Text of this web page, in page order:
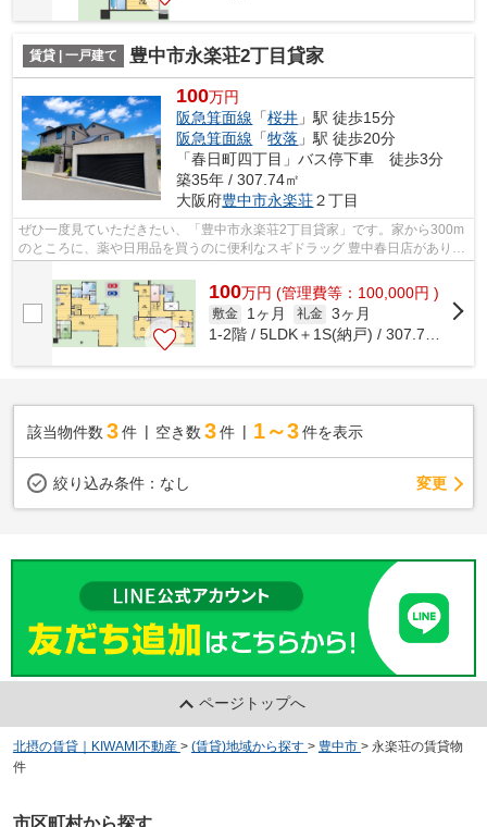
賃貸 | 一戸建て 豊中市永楽荘2丁目貸家
100万円
阪急箕面線 「桜井 」駅 徒歩15分
阪急箕面線 「牧落 」駅 徒歩20分
「春日町四丁目」バス停下車 徒歩3分
築35年 / 307.74㎡
大阪府豊中市永楽荘２丁目
ぜひ一度見ていただきたい、「豊中市永楽荘2丁目貸家」です。家から300m
のところに、薬や日用品を買うのに便利なスギドラッグ 豊中春日店がありま
100万円 (管理費等：100,000円 )
敷金 1ヶ月 礼金 3ヶ月
1-2階 / 5LDK＋1S(納戸) / 307.74㎡
該当物件数 3件 空き数 3 件 1～3 件を表示
絞り込み条件： なし 変更
ページトップへ
北摂の賃貸｜KIWAMI不動産 > (賃貸)地域から探す > 豊中市 > 永楽荘の賃貸物
件
市区町村から探す